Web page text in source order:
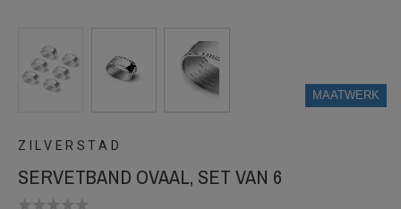
MAATWERK
ZILVERSTAD
SERVETBAND OVAAL, SET VAN 6